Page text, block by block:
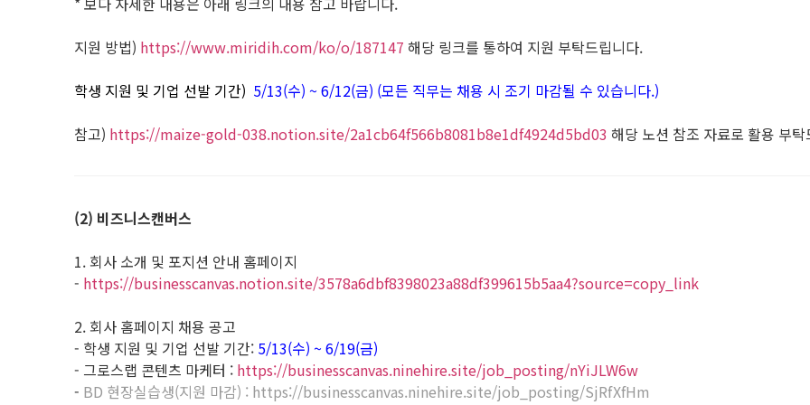
지원 방법) https://www.miridih.com/ko/o/187147 해당 링크를 통하여 지원 부탁드립니다.
학생 지원 및 기업 선발 기간) 5/13(수) ~ 6/12(금) (모든 직무는 채용 시 조기 마감될 수 있습니다.)
참고) https://maize-gold-038.notion.site/2a1cb64f566b8081b8e1df4924d5bd03 해당 노션 참조 자료로 활용 부
(2) 비즈니스캔버스
1. 회사 소개 및 포지션 안내 홈페이지
- https://businesscanvas.notion.site/3578a6dbf8398023a88df399615b5aa4?source=copy_link
2. 회사 홈페이지 채용 공고
- 학생 지원 및 기업 선발 기간: 5/13(수) ~ 6/19(금)
- 그로스랩 콘텐츠 마케터 : https://businesscanvas.ninehire.site/job_posting/nYiJLW6w
- BD 현장실습생(지원 마감) : https://businesscanvas.ninehire.site/job_posting/SjRfXfHm